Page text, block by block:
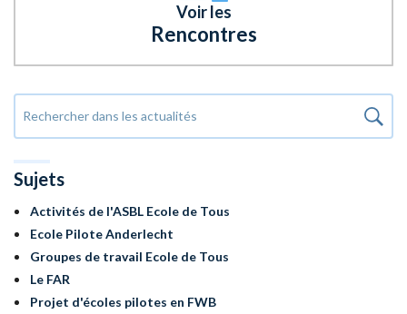
Voir les
Rencontres
Sujets
Activités de l'ASBL Ecole de Tous
Ecole Pilote Anderlecht
Groupes de travail Ecole de Tous
Le FAR
Projet d'écoles pilotes en FWB